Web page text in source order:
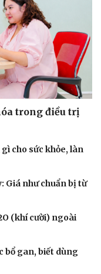
trong điều trị
cho sức khỏe, làn
Giá như chuẩn bị từ
(khí cười) ngoài
bổ gan, biết dùng